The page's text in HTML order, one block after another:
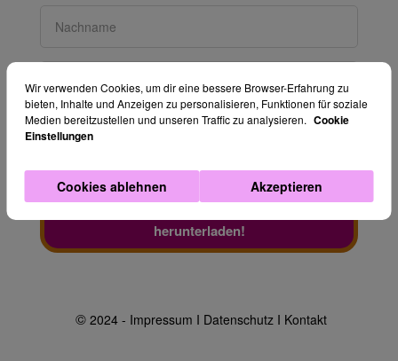
Mit dem Eintragen erkläre ich mich damit
einverstanden, dass mir das Mini-E-Bock zugesendet
wird und ich über den Termin der Live-Session per E-
abmelden.
herunterladen!
© 2024 - Impressum Ι DatenschutzΙ Kontakt
Wir verwenden Cookies, um dir eine bessere Browser-Erfahrung zu
bieten, Inhalte und Anzeigen zu personalisieren, Funktionen für soziale
Medien bereitzustellen und unseren Traffic zu analysieren. Cookie
Einstellungen
Cookies ablehnen Akzeptieren